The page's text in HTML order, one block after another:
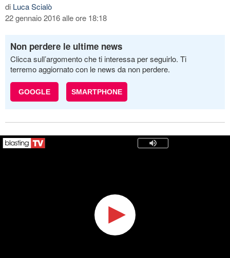
di Luca Scialò
22 gennaio 2016 alle ore 18:18
Non perdere le ultime news
Clicca sull’argomento che ti interessa per seguirlo. Ti
terremo aggiornato con le news da non perdere.
GOOGLE SMARTPHONE